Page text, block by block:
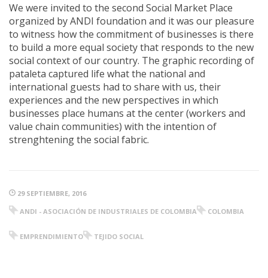
We were invited to the second Social Market Place
organized by ANDI foundation and it was our pleasure
to witness how the commitment of businesses is there
to build a more equal society that responds to the new
social context of our country. The graphic recording of
pataleta captured life what the national and
international guests had to share with us, their
experiences and the new perspectives in which
businesses place humans at the center (workers and
value chain communities) with the intention of
strenghtening the social fabric.
29 SEPTIEMBRE, 2016
ANDI - ASOCIACIÓN DE INDUSTRIALES DE COLOMBIA
COLOMBIA
EMPRENDIMIENTO TEJIDO SOCIAL